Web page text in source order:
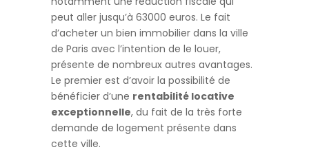
peut aller jusqu’à 63000 euros. Le fait
d’acheter un bien immobilier dans la ville
de Paris avec l’intention de le louer,
présente de nombreux autres avantages.
Le premier est d’avoir la possibilité de
bénéficier d’une rentabilité locative
exceptionnelle, du fait de la très forte
demande de logement présente dans
cette ville.